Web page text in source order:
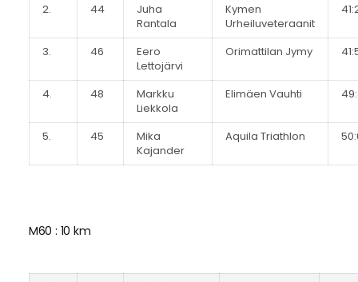
2. 44
Juha
Rantala
Kymen
Urheiluveteraanit
3. 46
Eero
Lettojärvi
Orimattilan Jymy
4. 48
Markku
Liekkola
Elimäen Vauhti
5. 45
Mika
Kajander
Aquila Triathlon
M60 : 10 km